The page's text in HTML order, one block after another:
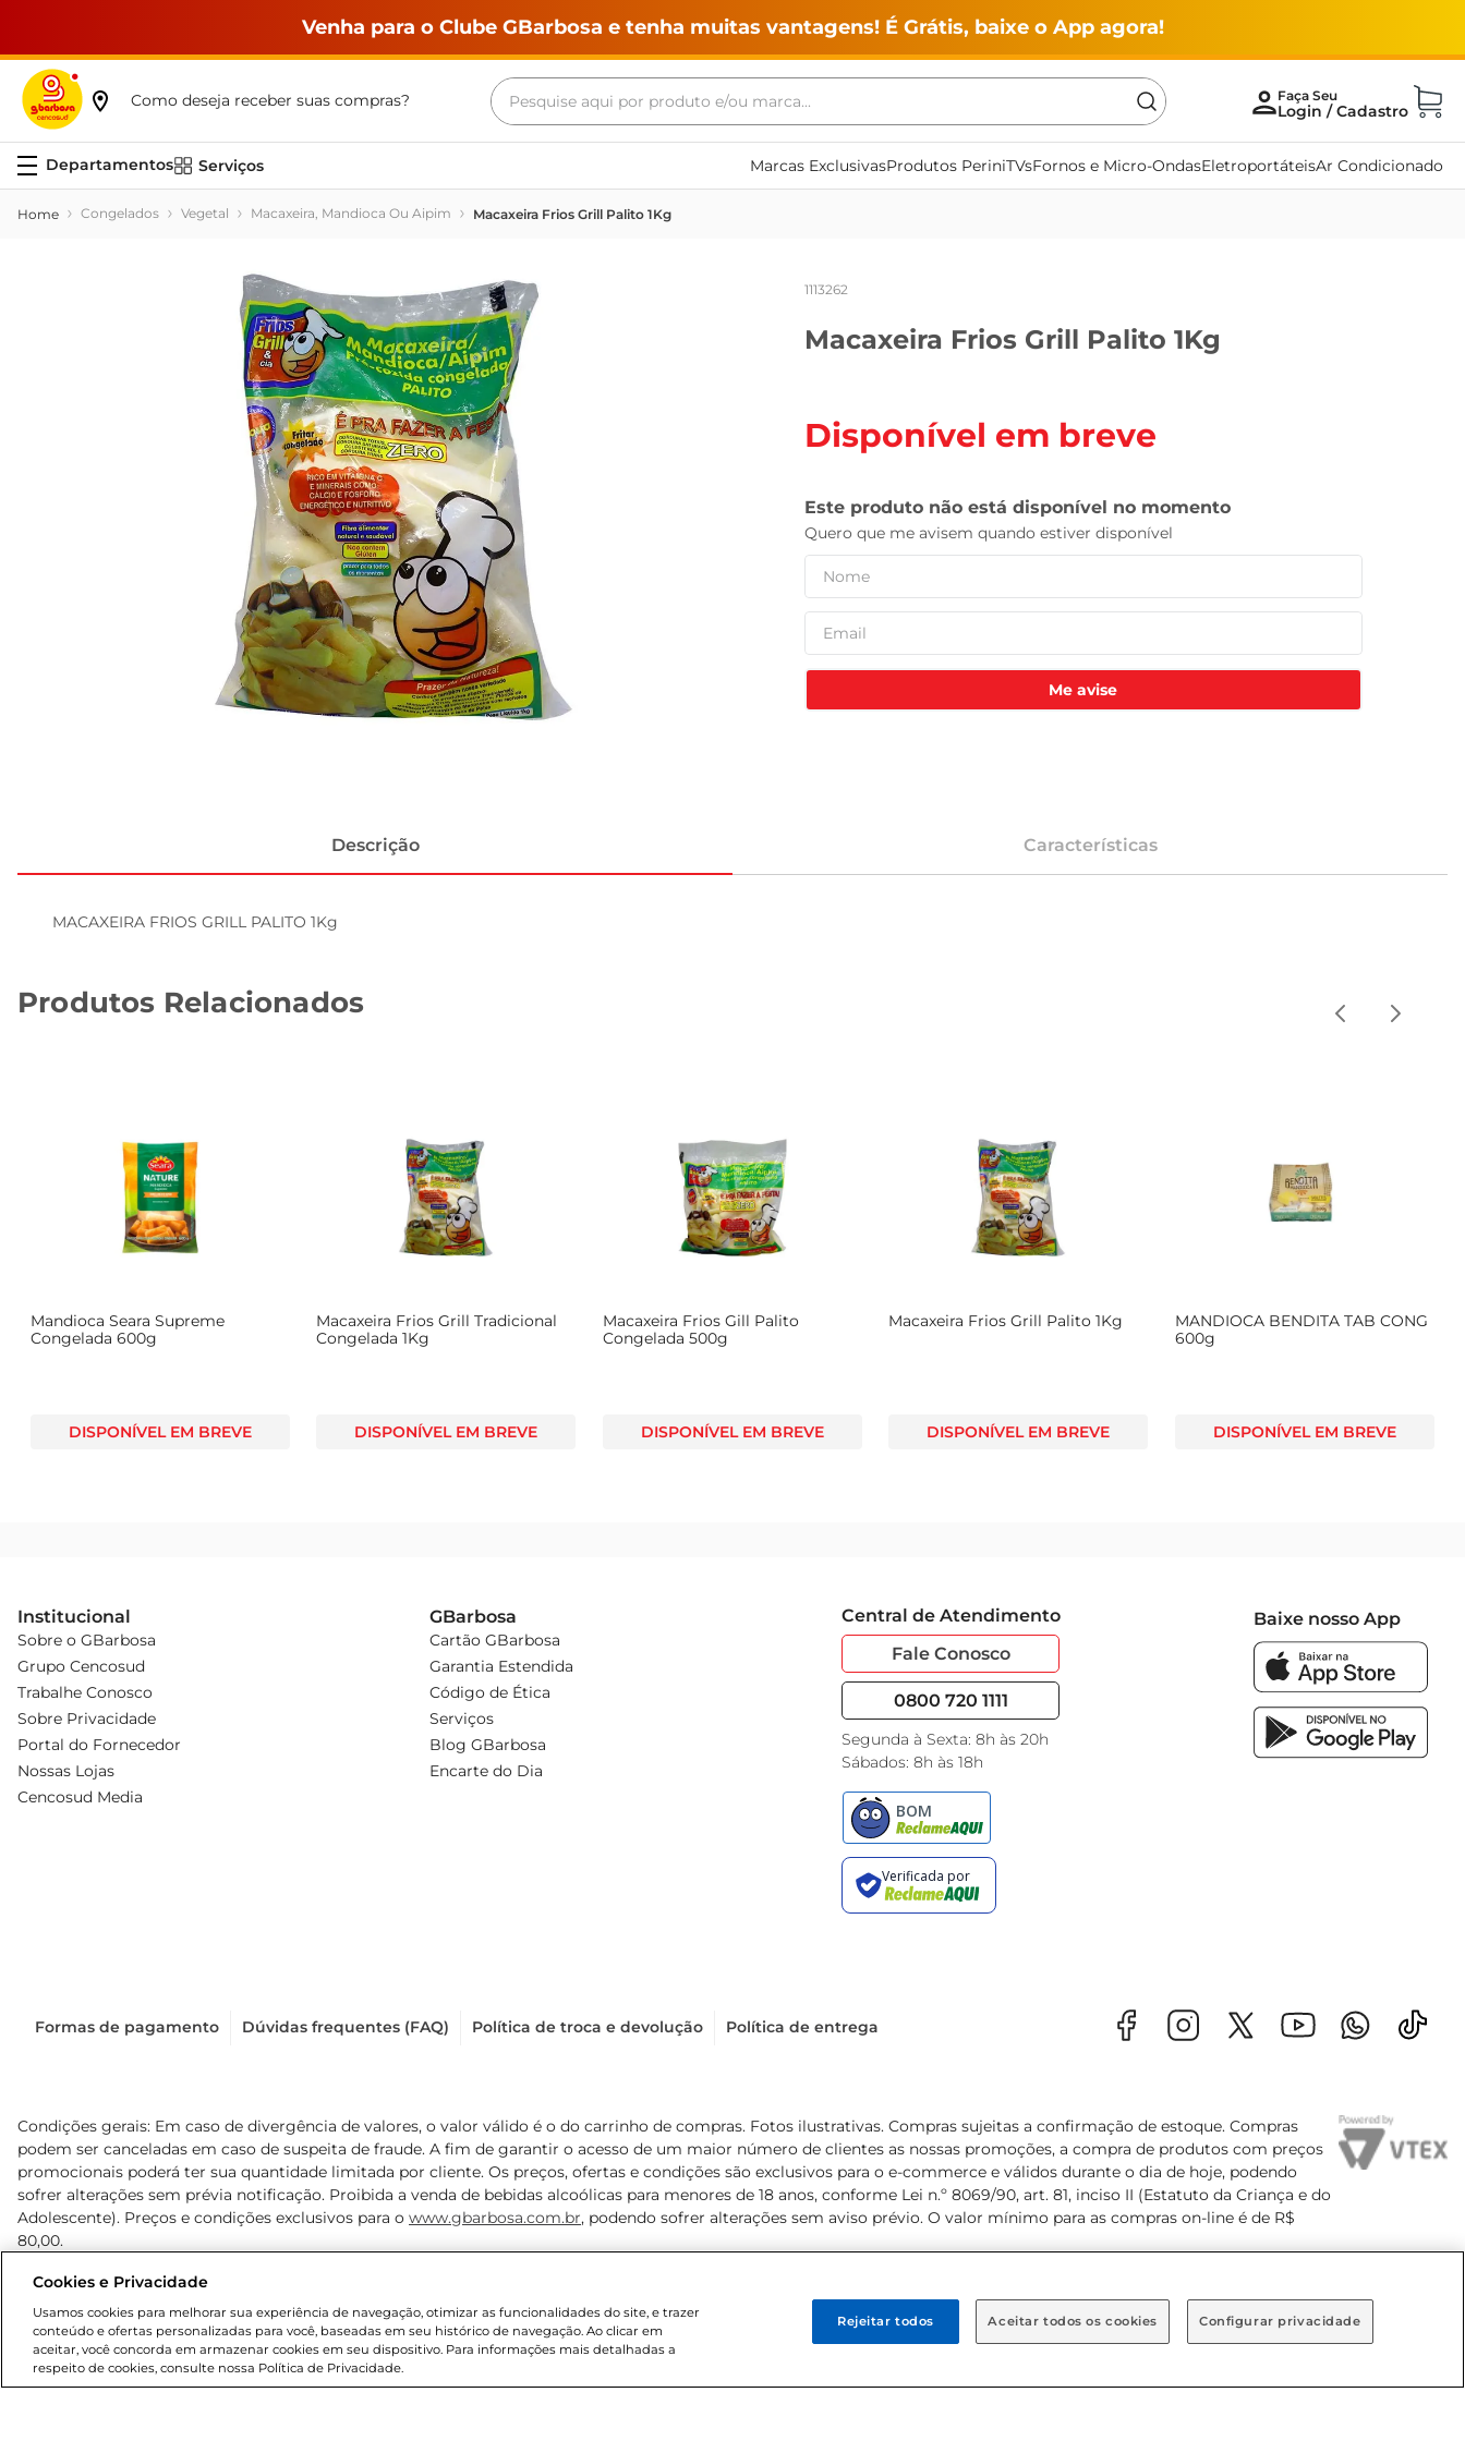
Venha para o Clube GBarbosa e tenha muitas vantagens! É Grátis, baixe o App agora!
Como deseja receber suas compras?
Pesquise aqui por produto e/ou marca...
Serviços Marcas ExclusivasProdutos PeriniTVsFornos e Micro-OndasEletroportáteisAr Condicionado
Congelados Vegetal Macaxeira, Mandioca Ou Aipim Macaxeira Frios Grill Palito 1Kg
1113262
Macaxeira Frios Grill Palito 1Kg
Disponível em breve
Me avise
Descrição Características
MACAXEIRA FRIOS GRILL PALITO 1Kg
Produtos Relacionados
Mandioca Seara Supreme
Congelada 600g
DISPONÍVEL EM BREVE
Macaxeira Frios Grill Tradicional
Congelada 1Kg
DISPONÍVEL EM BREVE
Macaxeira Frios Gill Palito
Congelada 500g
DISPONÍVEL EM BREVE
Macaxeira Frios Grill Palito 1Kg
DISPONÍVEL EM BREVE
MANDIOCA BENDITA TAB CONG
600g
DISPONÍVEL EM BREVE
Institucional
Sobre o GBarbosa
Grupo Cencosud
Trabalhe Conosco
Sobre Privacidade
Portal do Fornecedor
Nossas Lojas
Cencosud Media
GBarbosa
Cartão GBarbosa
Garantia Estendida
Código de Ética
Serviços
Blog GBarbosa
Encarte do Dia
Central de Atendimento
Fale Conosco
0800 720 1111
Segunda à Sexta: 8h às 20h
Sábados: 8h às 18h
Baixe nosso App
Formas de pagamento Dúvidas frequentes (FAQ) Política de troca e devolução Política de entrega
Condições gerais: Em caso de divergência de valores, o valor válido é o do carrinho de compras. Fotos ilustrativas. Compras sujeitas a confirmação de estoque. Compras
podem ser canceladas em caso de suspeita de fraude. A fim de garantir o acesso de um maior número de clientes as nossas promoções, a compra de produtos com preços
promocionais poderá ter sua quantidade limitada por cliente. Os preços, ofertas e condições são exclusivos para o e-commerce e válidos durante o dia de hoje, podendo
sofrer alterações sem prévia notificação. Proibida a venda de bebidas alcoólicas para menores de 18 anos, conforme Lei n.º 8069/90, art. 81, inciso II (Estatuto da Criança e do
Adolescente). Preços e condições exclusivos para o www.gbarbosa.com.br, podendo sofrer alterações sem aviso prévio. O valor mínimo para as compras on-line é de R$
80,00.
Cookies e Privacidade
Usamos cookies para melhorar sua experiência de navegação, otimizar as funcionalidades do site, e trazer
conteúdo e ofertas personalizadas para você, baseadas em seu histórico de navegação. Ao clicar em
aceitar, você concorda em armazenar cookies em seu dispositivo. Para informações mais detalhadas a
respeito de cookies, consulte nossa Política de Privacidade.
Configurar privacidade
Rejeitar todos Aceitar todos os cookies
Termos mais buscados
maquina lavar
café